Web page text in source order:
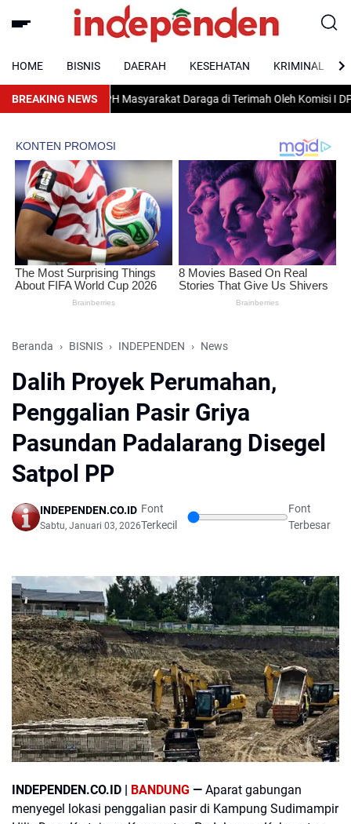
HOME BISNIS DAERAH KESEHATAN KRIMINAL
BREAKING NEWS
Hak KPH Masyarakat Daraga di Terimah Oleh Komisi I DPRD Kab.
Beranda BISNIS INDEPENDEN News
Dalih Proyek Perumahan,
Penggalian Pasir Griya
Pasundan Padalarang Disegel
Satpol PP
INDEPENDEN.CO.ID
Sabtu, Januari 03, 2026
Font
Terkecil
Font
Terbesar
INDEPENDEN.CO.ID | BANDUNG — Aparat gabungan
menyegel lokasi penggalian pasir di Kampung Sudimampir